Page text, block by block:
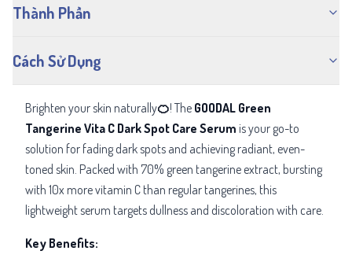
Thành Phần
Cách Sử Dụng
Brighten your skin naturally🍊! The GOODAL Green
Tangerine Vita C Dark Spot Care Serum is your go-to
solution for fading dark spots and achieving radiant, even-
toned skin. Packed with 70% green tangerine extract, bursting
with 10x more vitamin C than regular tangerines, this
lightweight serum targets dullness and discoloration with care.
Key Benefits: